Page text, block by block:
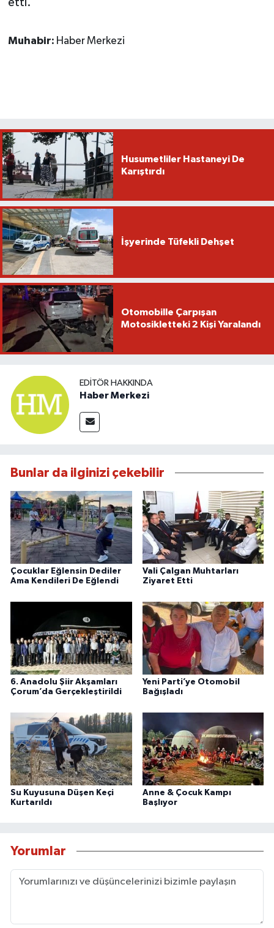
Muhabir: Haber Merkezi
Husumetliler Hastaneyi De
Karıştırdı
İşyerinde Tüfekli Dehşet
Otomobille Çarpışan
Motosikletteki 2 Kişi Yaralandı
EDITÖR HAKKINDA
Haber Merkezi
Bunlar da ilginizi çekebilir
Çocuklar Eğlensin Dediler
Ama Kendileri De Eğlendi
Vali Çalgan Muhtarları
Ziyaret Etti
6. Anadolu Şiir Akşamları
Çorum’da Gerçekleştirildi
Yeni Parti’ye Otomobil
Bağışladı
Su Kuyusuna Düşen Keçi
Kurtarıldı
Anne & Çocuk Kampı
Başlıyor
Yorumlar